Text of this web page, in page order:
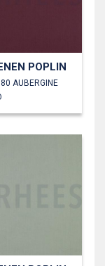
POPLIN
AUBERGINE